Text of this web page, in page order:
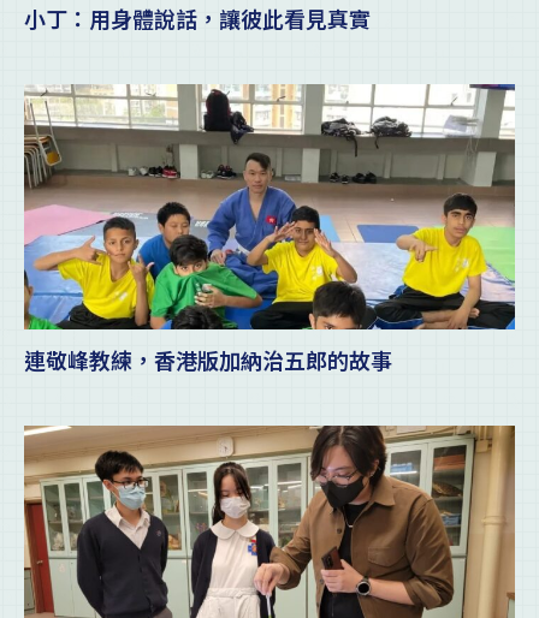
小丁：用身體說話，讓彼此看見真實
連敬峰教練，香港版加納治五郎的故事